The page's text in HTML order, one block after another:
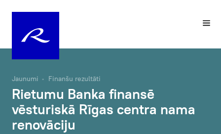
Jaunumi Finanšu rezultāti
Rietumu Banka finansē
vēsturiskā Rīgas centra nama
renovāciju